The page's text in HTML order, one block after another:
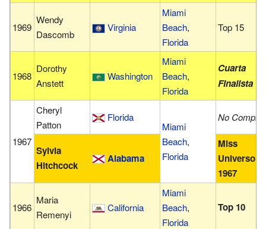
1969
Wendy
Dascomb
Virginia
Miami
Beach,
Florida
Top 15
1968
Dorothy
Anstett
Washington
Miami
Beach,
Florida
Cuarta
Finalista
1967
Cheryl
Patton
Florida
Miami
Beach,
Florida
No Compitió
Sylvia
Hitchcock
Alabama
Miss
Universo
1967
1966
Maria
Remenyi
California
Miami
Beach,
Florida
Top 10